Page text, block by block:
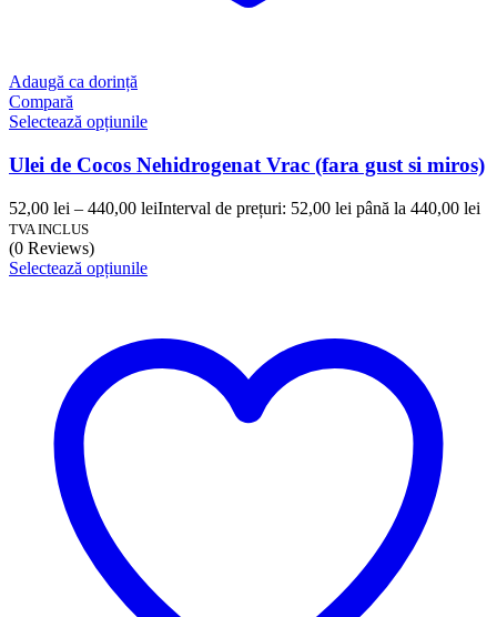
Adaugă ca dorință
Compară
Selectează opțiunile
Ulei de Cocos Nehidrogenat Vrac (fara gust si miros)
52,00 lei – 440,00 leiInterval de prețuri: 52,00 lei până la 440,00 lei
TVA INCLUS
(0 Reviews)
Selectează opțiunile